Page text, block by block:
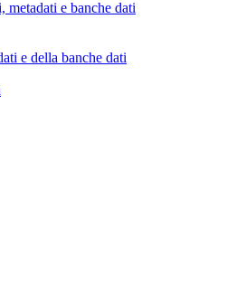
metadati e banche dati
e della banche dati